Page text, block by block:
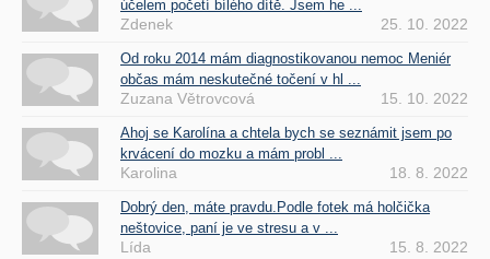
účelem početí bílého dítě. Jsem he ...
Zdenek 25. 10. 2022
Od roku 2014 mám diagnostikovanou nemoc Meniér
občas mám neskutečné točení v hl ...
Zuzana Větrovcová 15. 10. 2022
Ahoj se Karolína a chtela bych se seznámit jsem po
krvácení do mozku a mám probl ...
Karolina 18. 8. 2022
Dobrý den, máte pravdu.Podle fotek má holčička
neštovice, paní je ve stresu a v ...
Lída 15. 8. 2022